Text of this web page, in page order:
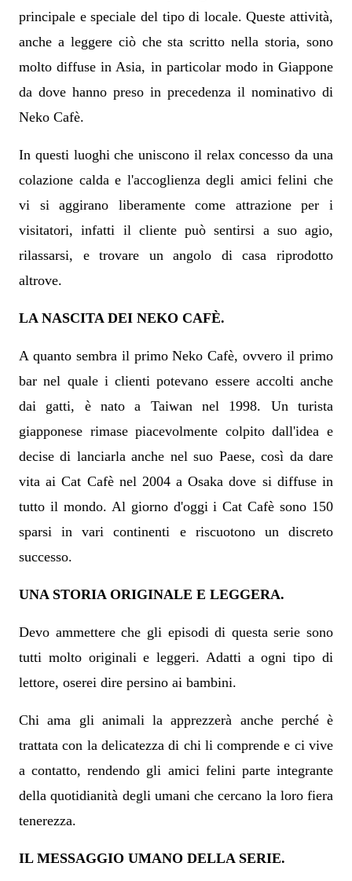
principale e speciale del tipo di locale. Queste attività,
anche a leggere ciò che sta scritto nella storia, sono
molto diffuse in Asia, in particolar modo in Giappone
da dove hanno preso in precedenza il nominativo di
Neko Cafè.
In questi luoghi che uniscono il relax concesso da una
colazione calda e l'accoglienza degli amici felini che
vi si aggirano liberamente come attrazione per i
visitatori, infatti il cliente può sentirsi a suo agio,
rilassarsi, e trovare un angolo di casa riprodotto
altrove.
LA NASCITA DEI NEKO CAFÈ.
A quanto sembra il primo Neko Cafè, ovvero il primo
bar nel quale i clienti potevano essere accolti anche
dai gatti, è nato a Taiwan nel 1998. Un turista
giapponese rimase piacevolmente colpito dall'idea e
decise di lanciarla anche nel suo Paese, così da dare
vita ai Cat Cafè nel 2004 a Osaka dove si diffuse in
tutto il mondo. Al giorno d'oggi i Cat Cafè sono 150
sparsi in vari continenti e riscuotono un discreto
successo.
UNA STORIA ORIGINALE E LEGGERA.
Devo ammettere che gli episodi di questa serie sono
tutti molto originali e leggeri. Adatti a ogni tipo di
lettore, oserei dire persino ai bambini.
Chi ama gli animali la apprezzerà anche perché è
trattata con la delicatezza di chi li comprende e ci vive
a contatto, rendendo gli amici felini parte integrante
della quotidianità degli umani che cercano la loro fiera
tenerezza.
IL MESSAGGIO UMANO DELLA SERIE.